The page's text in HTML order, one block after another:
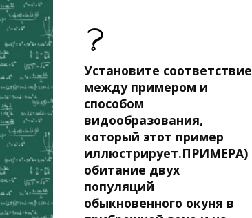
Установите соответствие
между примером и
способом
видообразования,
который этот пример
иллюстрирует.ПРИМЕРА)
обитание двух
популяций
обыкновенного окуня в